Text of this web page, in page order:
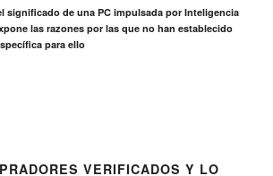
significado de una PC impulsada por Inteligencia
las razones por las que no han establecido
para ello
VERIFICADOS Y LO